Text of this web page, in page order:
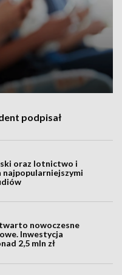
podpisał
oraz lotnictwo i
nowoczesne
Inwestycja
2,5 mln zł